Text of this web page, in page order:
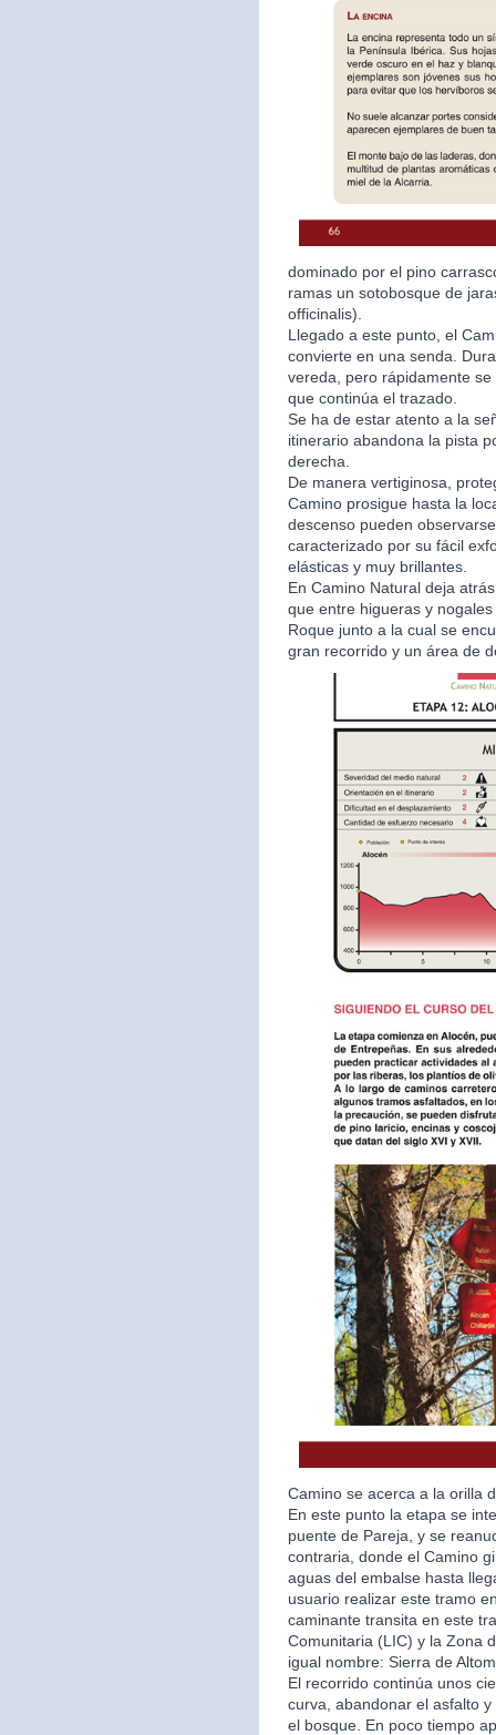
dominado por el pino
ramas un sotobosque de
officinalis).
Llegado a este punto, el
convierte en una senda.
vereda, pero rápidamente
que continúa el trazado.
Se ha de estar atento a la
itinerario abandona la pista
derecha.
De manera vertiginosa,
Camino prosigue hasta la
descenso pueden
caracterizado por su fácil
elásticas y muy brillantes.
En Camino Natural deja
que entre higueras y
Roque junto a la cual se
gran recorrido y un área de
Camino se acerca a la orilla
En este punto la etapa se
puente de Pareja, y se
contraria, donde el Camino
aguas del embalse hasta
usuario realizar este tramo
caminante transita en este
Comunitaria (LIC) y la Zona
igual nombre: Sierra de
El recorrido continúa unos
curva, abandonar el asfalto
el bosque. En poco tiempo